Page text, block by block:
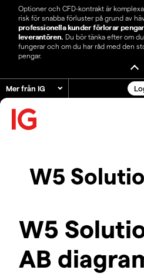
Optioner och CFD-kontrakt är
risk för snabba förluster på grund av
professionella kunder förlorar
leverantören. Du bör tänka efter om
fungerar och om du har råd med den
pengar.
Mer från IG
W5
W5
AB